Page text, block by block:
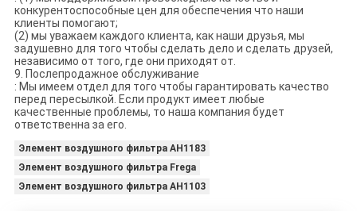
конкурентоспособные цен для обеспечения что наши
клиенты помогают;
(2) мы уважаем каждого клиента, как наши друзья, мы
задушевно для того чтобы сделать дело и сделать друзей,
независимо от того, где они приходят от.
9. Послепродажное обслуживание
: Мы имеем отдел для того чтобы гарантировать качество
перед пересылкой. Если продукт имеет любые
качественные проблемы, то наша компания будет
ответственна за его.
Элемент воздушного фильтра AH1183
Элемент воздушного фильтра Frega
Элемент воздушного фильтра AH1103